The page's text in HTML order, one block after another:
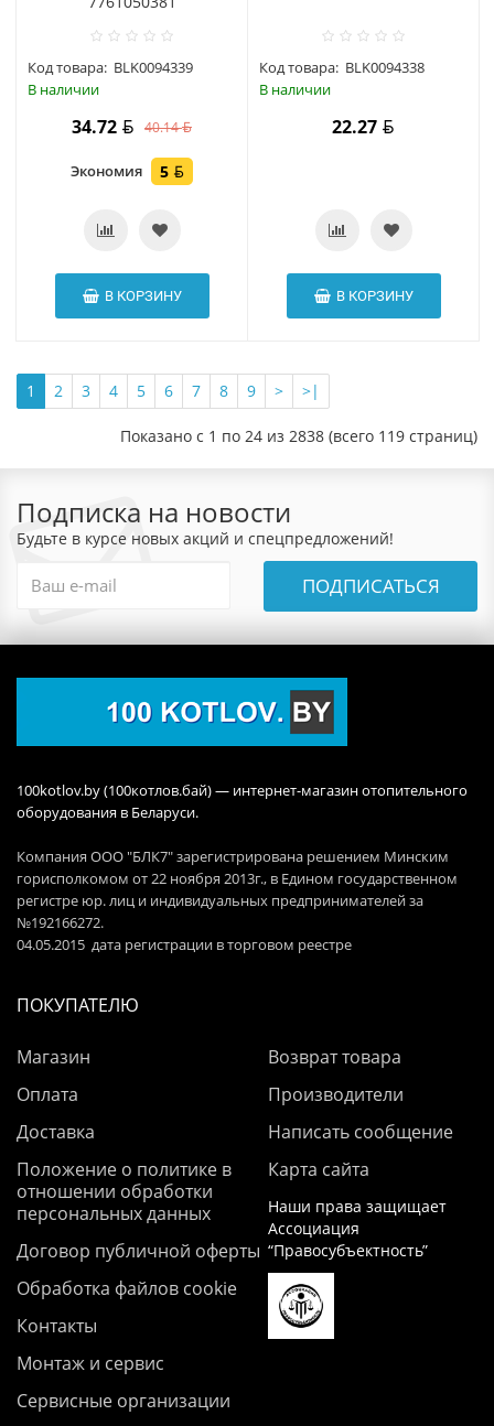
Код товара: BLK0094339
В наличии
34.72 40.14
Экономия 5
В КОРЗИНУ
Код товара: BLK0094338
В наличии
22.27
В КОРЗИНУ
1 2 3 4 5 6 7 8 9 > >|
Показано с 1 по 24 из 2838 (всего 119 страниц)
Подписка на новости
Будьте в курсе новых акций и спецпредложений!
ПОДПИСАТЬСЯ
100kotlov.by (100котлов.бай) — интернет-магазин отопительного
оборудования в Беларуси.
Компания ООО "БЛК7" зарегистрирована решением Минским
горисполкомом от 22 ноября 2013г., в Едином государственном
регистре юр. лиц и индивидуальных предпринимателей за
№192166272.
04.05.2015 дата регистрации в торговом реестре
ПОКУПАТЕЛЮ
Магазин
Оплата
Доставка
Положение о политике в
отношении обработки
персональных данных
Договор публичной оферты
Обработка файлов cookie
Контакты
Монтаж и сервис
Сервисные организации
Возврат товара
Производители
Написать сообщение
Карта сайта
Наши права защищает
Ассоциация
“Правосубъектность”